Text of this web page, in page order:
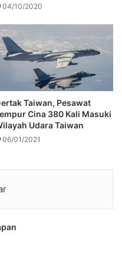
04/10/2020
Taiwan, Pesawat
Cina 380 Kali Masuki
Udara Taiwan
06/01/2021